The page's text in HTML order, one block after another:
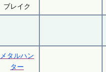
ブレイク
メタルハン
ター